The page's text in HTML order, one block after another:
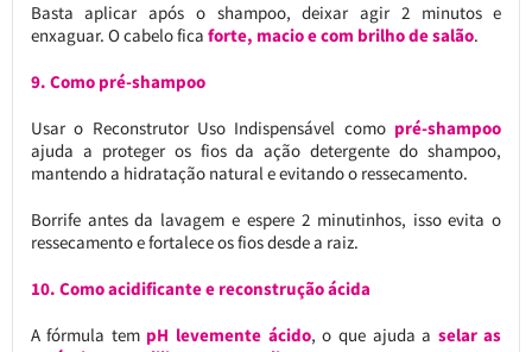
Basta aplicar após o shampoo, deixar agir 2 minutos e
enxaguar. O cabelo fica forte, macio e com brilho de salão.
9. Como pré-shampoo
Usar o Reconstrutor Uso Indispensável como pré-shampoo
ajuda a proteger os fios da ação detergente do shampoo,
mantendo a hidratação natural e evitando o ressecamento.
Borrife antes da lavagem e espere 2 minutinhos, isso evita o
ressecamento e fortalece os fios desde a raiz.
10. Como acidificante e reconstrução ácida
A fórmula tem pH levemente ácido, o que ajuda a selar as